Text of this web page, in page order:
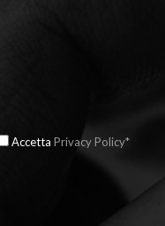
Accetta Privacy Policy*